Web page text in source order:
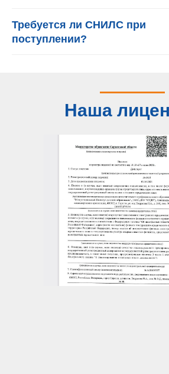
Требуется ли СНИЛС при
поступлении?
Наша